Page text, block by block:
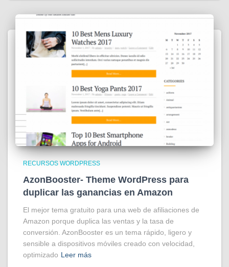
RECURSOS WORDPRESS
AzonBooster- Theme WordPress para
duplicar las ganancias en Amazon
El mejor tema gratuito para una web de afiliaciones de
Amazon porque duplica las ventas y la tasa de
conversión. AzonBooster es un tema rápido, ligero y
sensible a dispositivos móviles creado con velocidad,
optimizado Leer más